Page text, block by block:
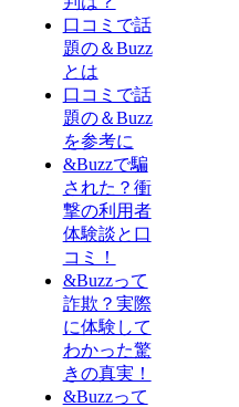
口コミで話
題の＆Buzz
とは
口コミで話
題の＆Buzz
を参考に
&Buzzで騙
された？衝
撃の利用者
体験談と口
コミ！
&Buzzって
詐欺？実際
に体験して
わかった驚
きの真実！
&Buzzって